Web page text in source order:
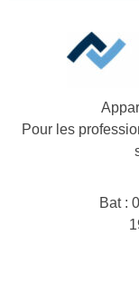
Pour les
Bat :